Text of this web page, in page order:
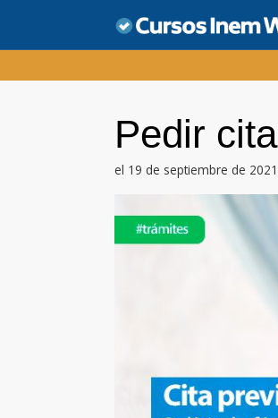
contenido
Pedir
el 19 de septiembre de 2021